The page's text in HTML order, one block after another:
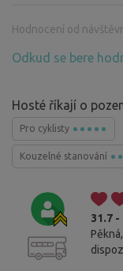
Hodnocení od
Odkud se bere
Hosté říkají o
Pro cyklisty
Kouzelné stanování
31.7 -